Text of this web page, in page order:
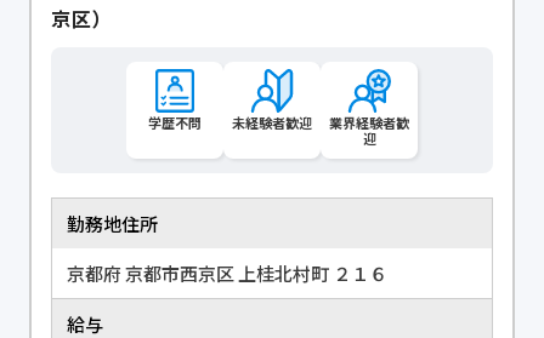
京区）
学歴不問 未経験者歓迎
業界経験者歓
迎
勤務地住所
京都府 京都市西京区 上桂北村町 ２１６
給与